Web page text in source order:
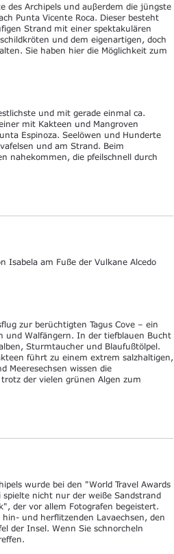
des Archipels und auβerdem die jüngste
Punta Vicente Roca. Dieser besteht
Strand mit einer spektakulären
und dem eigenartigen, doch
Sie haben hier die Möglichkeit zum
und mit gerade einmal ca.
mit Kakteen und Mangroven
Espinoza. Seelöwen und Hunderte
und am Strand. Beim
nahekommen, die pfeilschnell durch
Isabela am Fuße der Vulkane Alcedo
zur berüchtigten Tagus Cove – ein
und Walfängern. In der tiefblauen Bucht
Sturmtaucher und Blaufußtölpel.
führt zu einem extrem salzhaltigen,
Meeresechsen wissen die
der vielen grünen Algen zum
wurde bei den "World Travel Awards
nicht nur der weiße Sandstrand
der vor allem Fotografen begeistert.
und herflitzenden Lavaechsen, den
der Insel. Wenn Sie schnorcheln